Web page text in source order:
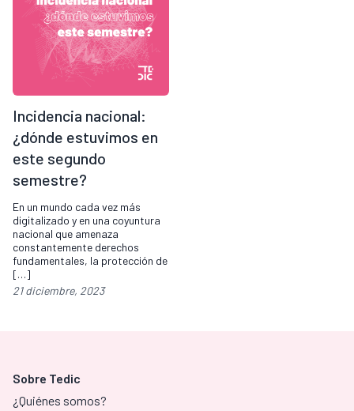
Incidencia nacional:
¿dónde estuvimos en
este segundo
semestre?
En un mundo cada vez más
digitalizado y en una coyuntura
nacional que amenaza
constantemente derechos
fundamentales, la protección de
[…]
21 diciembre, 2023
Sobre Tedic
¿Quiénes somos?